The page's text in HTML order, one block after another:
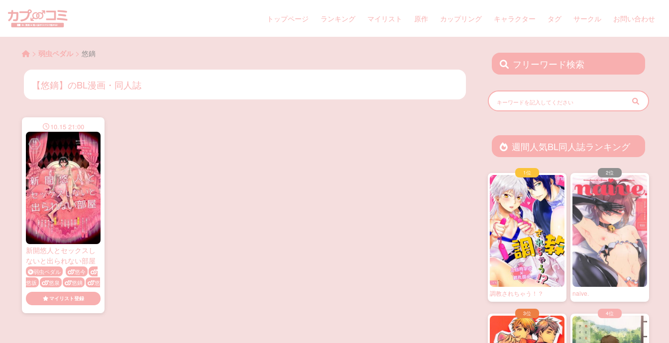
トップページ ランキング マイリスト 原作 カップリング キャラクター タグ サークル お問い合わせ
> 弱虫ペダル > 悠鏑
【悠鏑】のBL漫画・同人誌
10.15 21:00
新開悠人とセックスし
ないと出られない部屋
弱虫ペダル
悠今
悠坂
悠泉 悠鏑
悠
黒
真悠 葦悠
銅
悠
隼悠 鞠悠
69
イチャラブ
イラマチオ
マイリスト登録
フリーワード検索
週間人気BL同人誌ランキング
調教されちゃう！？ naive.